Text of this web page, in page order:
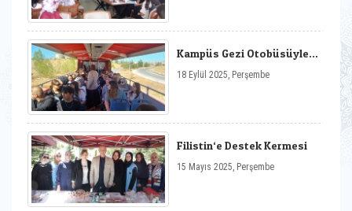
Kampüs Gezi Otobüsüyle
18 Eylül 2025, Perşembe
Filistin‘e Destek Kermesi
15 Mayıs 2025, Perşembe